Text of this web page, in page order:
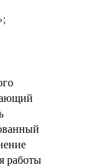
работы